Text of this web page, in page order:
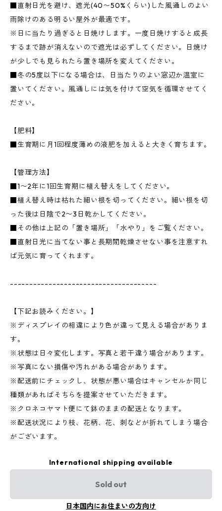
■直射日光を避け、遮光(40〜50%くらい)した風通しのよい
雨除けのある明るい屋外が最適です。
※日に当たり過ぎると日焼けします。一度日焼けすると成長
するまで跡が消えないので遮光は必ずしてください。日焼け
が少しでも見られたら置き場所を変えてください。
■冬の5度以下になる場合は、日当たりのよい窓辺か温室に
置いてください。風通しには気を付けて空気を循環させてく
ださい。
【肥料】
■生育期に月1回程度薄めの液肥を加えると大きく育ちます。
【管理方法】
■1〜2年に1回生育期に植え替えをしてください。
■植え替え時は枯れた細い根を切ってください。細い根を切
った後は日陰で2〜3日乾かしてください。
■その他は上記の「置き場所」「水やり」をご覧ください。
■直射日光に当てない事と長期間乾燥させない事を注意すれ
ば元気に育ってくれます。
--------------------------------------
【下記お読みください。】
※ディスプレイの相違により色が違って見える場合がありま
す。
※状態は日々変化します。写真と若干違う場合があります。
※写真にない損傷や汚れがある場合があります。
※配送前にチェックし、状態が悪い場合はキャンセルか同じ
種類があればそちらを提案させていただきます。
※クロネコヤマト便にて鉢のままの配送となります。
※配送状況により枝、花柄、花、刺などが折れてしまう場合
がございます。
International shipping available
Sold out
日本国内にお住まいの方向け